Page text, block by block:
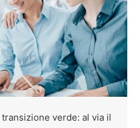
verde: al via il